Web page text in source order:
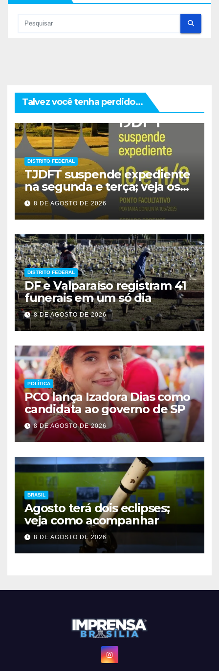
Talvez você tenha perdido...
DISTRITO FEDERAL
TJDFT suspende expediente
na segunda e terça; veja os
prazos
8 DE AGOSTO DE 2026
DISTRITO FEDERAL
DF e Valparaíso registram 41
funerais em um só dia
8 DE AGOSTO DE 2026
POLÍTICA
PCO lança Izadora Dias como
candidata ao governo de SP
8 DE AGOSTO DE 2026
BRASIL
Agosto terá dois eclipses;
veja como acompanhar
8 DE AGOSTO DE 2026